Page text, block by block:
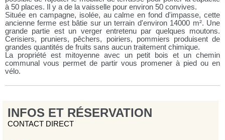
à 50 places. Il y a de la vaisselle pour environ 50 convives.
Située en campagne, isolée, au calme en fond d'impasse, cette
ancienne ferme est bâtie sur un terrain d'environ 14000 m². Une
grande partie est un verger entretenu par quelques moutons.
Cerisiers, pruniers, pêchers, poiriers, pommiers produisent de
grandes quantités de fruits sans aucun traitement chimique.
La propriété est mitoyenne avec un petit bois et un chemin
communal vous permet de partir vous promener à pied ou en
vélo.
INFOS ET RÉSERVATION
CONTACT DIRECT